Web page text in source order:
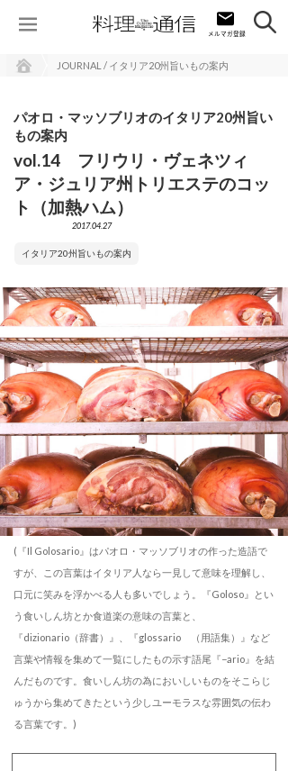
JOURNAL / イタリア20州旨いもの案内
パオロ・マッソブリオのイタリア20州旨い
もの案内
vol.14 フリウリ・ヴェネツィ
ア・ジュリア州トリエステのコッ
ト（加熱ハム）
2017.04.27
イタリア20州旨いもの案内
(『Il Golosario』はパオロ・マッソブリオの作った造語で
すが、この言葉はイタリア人なら一見して意味を理解し、
口元に笑みを浮かべる人も多いでしょう。『Goloso』とい
う食いしん坊とか食道楽の意味の言葉と、
『dizionario（辞書）』、『glossario （用語集）』など
言葉や情報を集めて一覧にしたもの示す語尾『−ario』を結
んだものです。食いしん坊の為においしいものをそこらじ
ゅうから集めてきたという少しユーモラスな雰囲気の伝わ
る言葉です。)